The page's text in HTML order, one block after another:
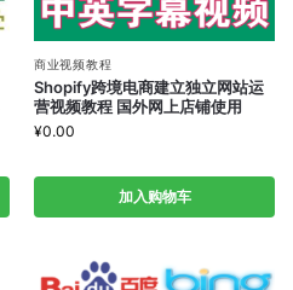
商业视频教程
Shopify跨境电商建立独立网站运
营视频教程 国外网上店铺使用
¥0.00
加入购物车